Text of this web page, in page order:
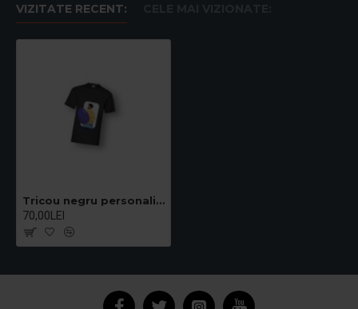
VIZITATE RECENT:
Tricou negru personalizat DTG
70,00LEI